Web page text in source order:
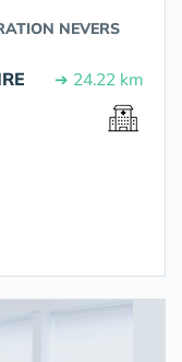
NEVERS
➔ 24.22 km